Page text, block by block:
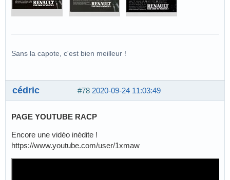
Sans la capote, c'est bien meilleur !
#78 2020-09-24 11:03:49
cédric
PAGE YOUTUBE RACP
Encore une vidéo inédite !
https://www.youtube.com/user/1xmaw